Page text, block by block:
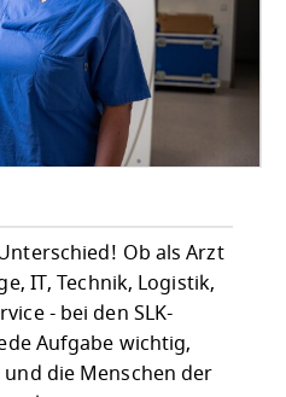
Ob als Arzt
IT, Technik, Logistik,
- bei den SLK-
Aufgabe wichtig,
die Menschen der